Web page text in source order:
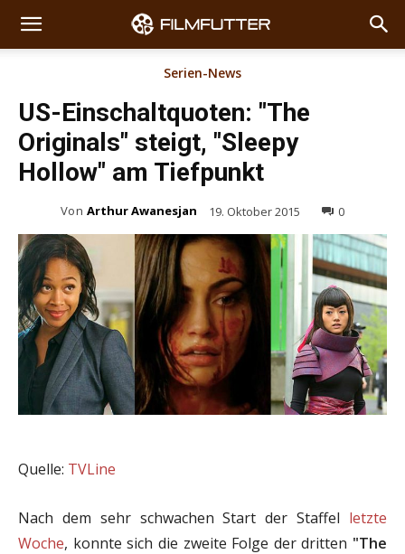
Serien-News
US-Einschaltquoten: "The
Originals" steigt, "Sleepy
Hollow" am Tiefpunkt
Von Arthur Awanesjan 19. Oktober 2015 0
Quelle: TVLine
Nach dem sehr schwachen Start der Staffel letzte
Woche, konnte sich die zweite Folge der dritten "The